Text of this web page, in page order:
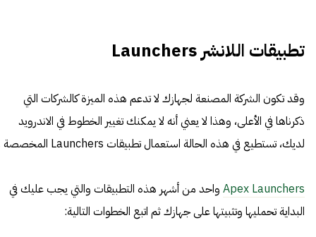
تطبيقات اللانشر Launchers
وقد تكون الشركة المصنعة لجهازك لا تدعم هذه الميزة كالشركات التي
ذكرناها في الأعلى، وهذا لا يعني أنه لا يمكنك تغيير الخطوط في الاندرويد
لديك، تستطيع في هذه الحالة استعمال تطبيقات Launchers المخصصة .
Apex Launchers واحد من أشهر هذه التطبيقات والتي يجب عليك في
البداية تحمليها وتثبيتها على جهازك ثم اتبع الخطوات التالية: